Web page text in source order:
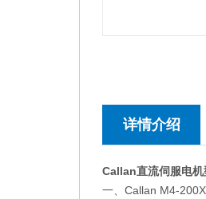
详情介绍
Callan直流伺服电
一、Callan M4-